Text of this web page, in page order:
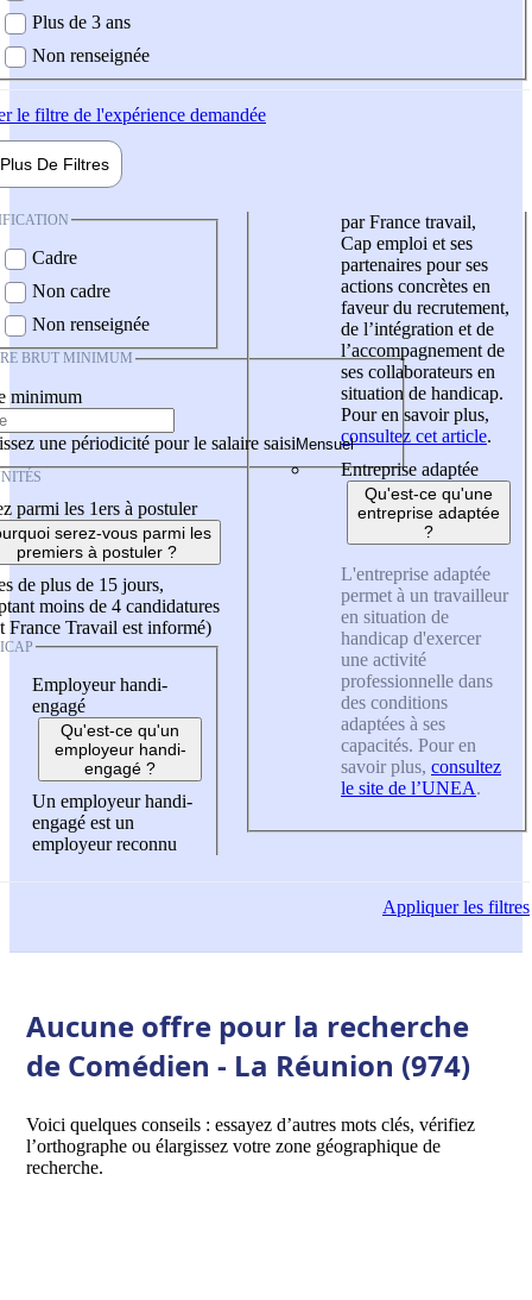
Plus de 3 ans
Non renseignée
le filtre de l'expérience demandée
Plus De Filtres
Cadre
Non cadre
Non renseignée
BRUT MINIMUM
minimum
une périodicité pour le salaire saisi
parmi les 1ers à postuler
serez-vous parmi les
premiers à postuler ?
de plus de 15 jours,
moins de 4 candidatures
France Travail est informé)
Employeur handi-
engagé
Qu'est-ce qu'un
employeur handi-
engagé ?
Un employeur handi-
engagé est un
employeur reconnu
par France travail,
Cap emploi et ses
partenaires pour ses
actions concrètes en
faveur du recrutement,
de l’intégration et de
l’accompagnement de
ses collaborateurs en
situation de handicap.
Pour en savoir plus,
consultez cet article.
Entreprise adaptée
Qu'est-ce qu'une
entreprise adaptée
?
L'entreprise adaptée
permet à un travailleur
en situation de
handicap d'exercer
une activité
professionnelle dans
des conditions
adaptées à ses
capacités. Pour en
savoir plus, consultez
le site de l’UNEA.
Appliquerles filtres
Aucune offre pour la recherche
de Comédien - La Réunion (974)
Voici quelques conseils : essayez d’autres mots clés, vérifiez
l’orthographe ou élargissez votre zone géographique de
recherche.